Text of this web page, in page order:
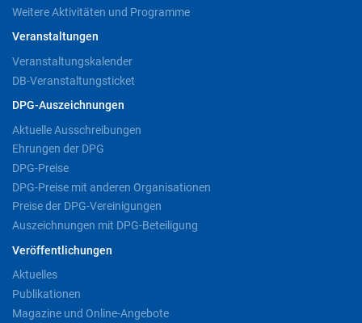
Weitere Aktivitäten und Programme
Veranstaltungen
Veranstaltungskalender
DB-Veranstaltungsticket
DPG-Auszeichnungen
Aktuelle Ausschreibungen
Ehrungen der DPG
DPG-Preise
DPG-Preise mit anderen Organisationen
Preise der DPG-Vereinigungen
Auszeichnungen mit DPG-Beteiligung
Veröffentlichungen
Aktuelles
Publikationen
Magazine und Online-Angebote